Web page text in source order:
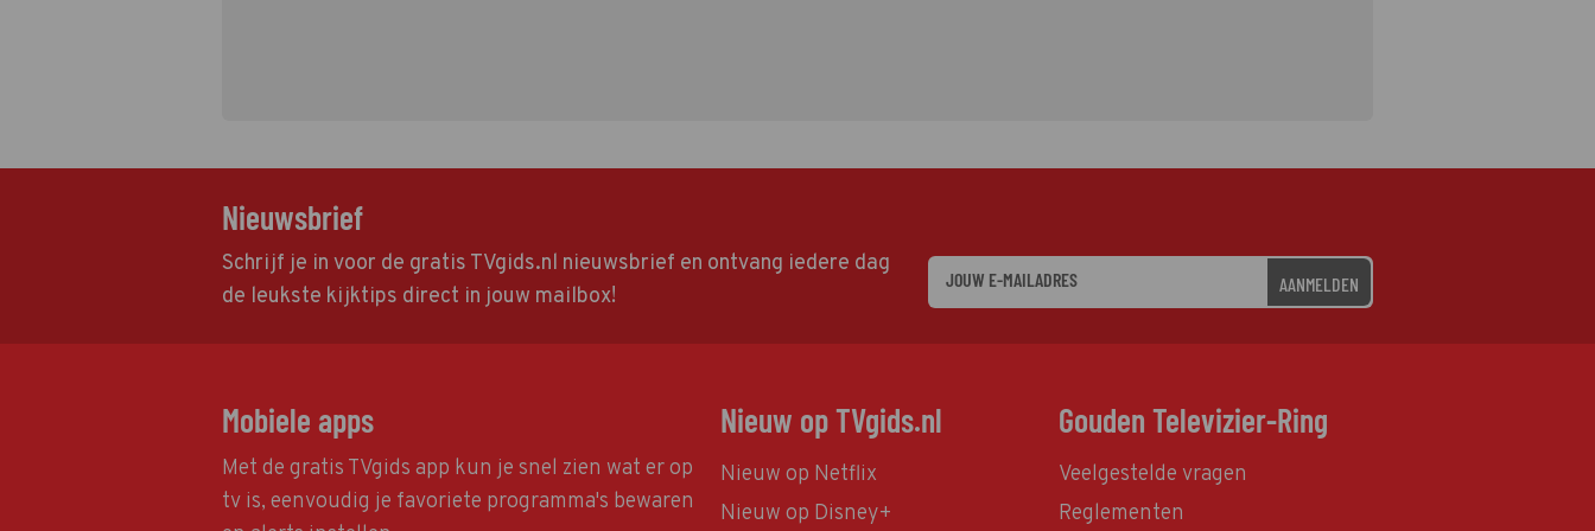
Nieuwsbrief
Schrijf je in voor de gratis TVgids.nl nieuwsbrief en ontvang iedere dag
de leukste kijktips direct in jouw mailbox!
AANMELDEN
Mobiele apps
Met de gratis TVgids app kun je snel zien wat er op
tv is, eenvoudig je favoriete programma's bewaren
Nieuw op TVgids.nl
Nieuw op Netflix
Nieuw op Disney+
Gouden Televizier-Ring
Veelgestelde vragen
Reglementen